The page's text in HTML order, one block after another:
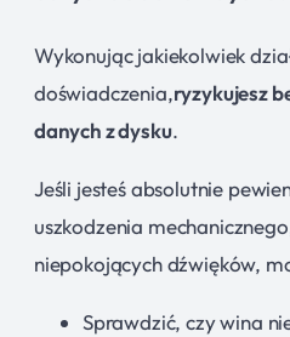
Wykonując jakiekolwiek
doświadczenia,ryzykujesz
danych z dysku.
Jeśli jesteś absolutnie
uszkodzenia
niepokojących dźwięków,
Sprawdzić, czy wina